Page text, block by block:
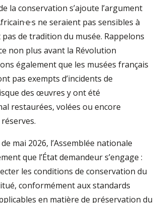
la conservation s’ajoute l’argument
ne seraient pas sensibles à
pas de tradition du musée. Rappelons
non plus avant la Révolution
également que les musées français
pas exempts d’incidents de
des œuvres y ont été
restaurées, volées ou encore
mai 2026, l’Assemblée nationale
que l’État demandeur s’engage :
les conditions de conservation du
conformément aux standards
en matière de préservation du